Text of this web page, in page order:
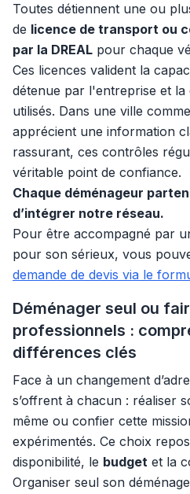
Toutes détiennent une ou
de licence de transport ou
par la DREAL pour chaque
Ces licences valident la
détenue par l'entreprise et
utilisés. Dans une ville
apprécient une information
rassurant, ces contrôles
véritable point de confiance.
Chaque déménageur
d’intégrer notre réseau.
Pour être accompagné par
pour son sérieux, vous
demande de devis via le
Déménager seul ou
professionnels :
différences clés
Face à un changement
s’offrent à chacun : réaliser
même ou confier cette
expérimentés. Ce choix
disponibilité, le budget et la
Organiser seul son